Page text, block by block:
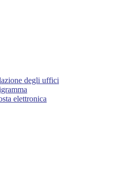
degli uffici
elettronica